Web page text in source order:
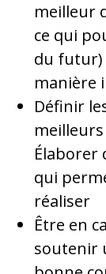
meilleur
ce qui
du futur)
manière
Définir
Élaborer
qui
réaliser
Être en
soutenir